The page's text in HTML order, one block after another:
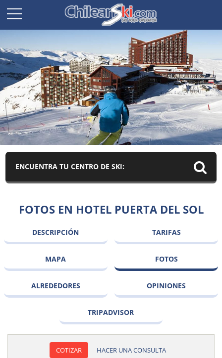
ENCUENTRA TU CENTRO DE SKI:
FOTOS EN HOTEL PUERTA DEL SOL
DESCRIPCIÓN TARIFAS
MAPA FOTOS
ALREDEDORES OPINIONES
TRIPADVISOR
COTIZAR HACER UNA CONSULTA